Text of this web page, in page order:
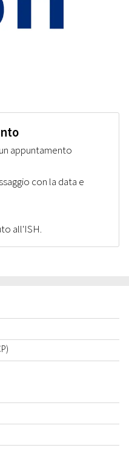
appuntamento
con la data e
all'ISH.